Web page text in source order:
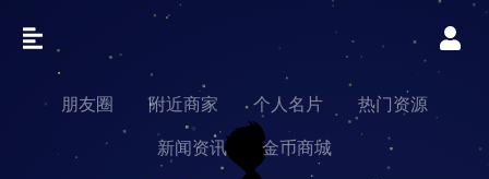
朋友圈 附近商家 个人名片
热门资源
新闻资讯
金币商城